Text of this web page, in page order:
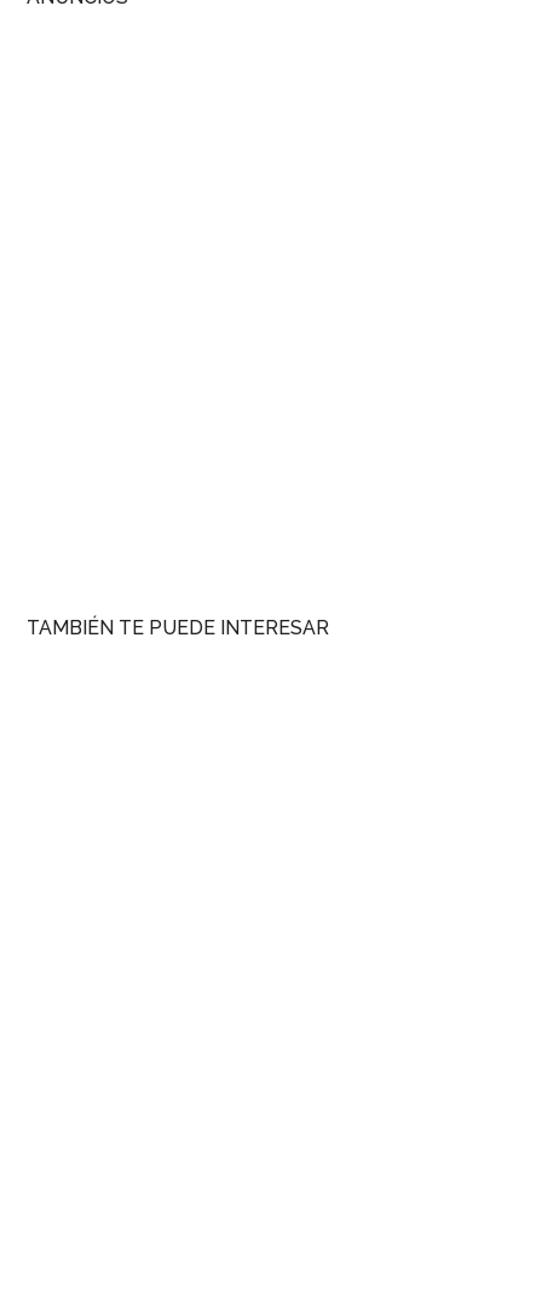
TAMBIÉN TE PUEDE INTERESAR